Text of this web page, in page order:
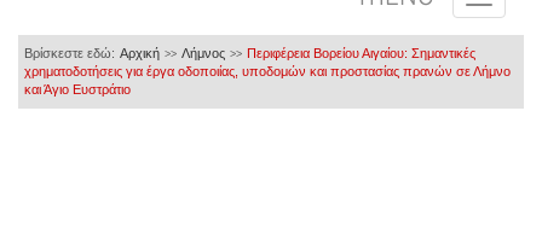
Βρίσκεστε εδώ: Αρχική >> Λήμνος >> Περιφέρεια Βορείου Αιγαίου: Σημαντικές
χρηματοδοτήσεις για έργα οδοποιίας, υποδομών και προστασίας πρανών σε Λήμνο
και Άγιο Ευστράτιο